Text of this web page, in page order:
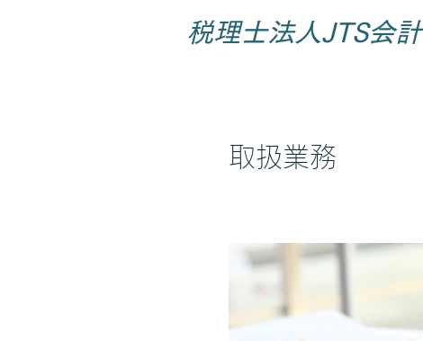
税理士法人JTS会計
​取扱業務